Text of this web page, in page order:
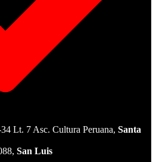
Lt. 7 Asc. Cultura Peruana, Santa
San Luis